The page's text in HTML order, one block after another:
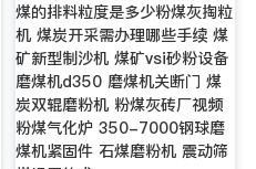
煤的排料粒度是多少粉煤灰掏粒
机 煤炭开采需办理哪些手续 煤
矿新型制沙机 煤矿vsi砂粉设备
磨煤机d350 磨煤机关断门 煤
炭双辊磨粉机 粉煤灰砖厂视频
粉煤气化炉 350-7000钢球磨
煤机紧固件 石煤磨粉机 震动筛